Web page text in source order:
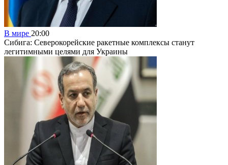
В мире 20:00
Сибига: Северокорейские ракетные комплексы станут
легитимными целями для Украины